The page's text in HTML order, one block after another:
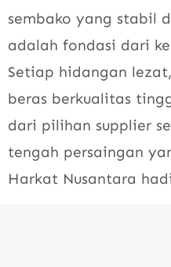
sembako yang stabil
adalah fondasi dari
Setiap hidangan
beras berkualitas
dari pilihan supplier
tengah persaingan
Harkat Nusantara